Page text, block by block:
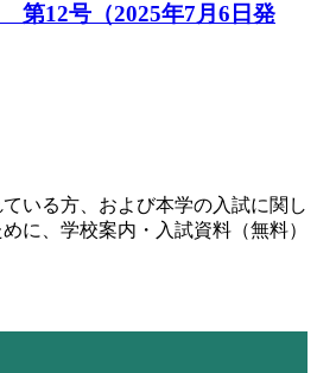
第12号（2025年7月6日発
いる方、および本学の入試に関し
に、学校案内・入試資料（無料）